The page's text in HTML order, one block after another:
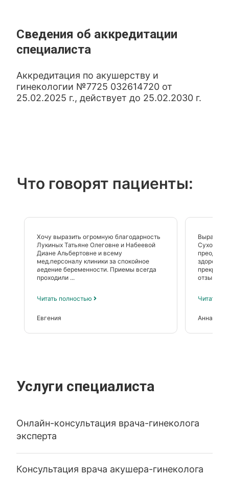
Сведения об аккредитации
специалиста
Аккредитация по акушерству и
гинекологии №7725 032614720 от
25.02.2025 г., действует до 25.02.2030 г.
Что говорят пациенты:
Хочу выразить огромную благодарность
Лукиных Татьяне Олеговне и Набеевой
Диане Альбертовне и всему
мед.персоналу клиники за спокойное
ведение беременности. Приемы всегда
проходили ...
Читать полностью
Евгения
Выражаю
Сухолите
Читать
Анна
Услуги специалиста
Онлайн-консультация врача-гинеколога
эксперта
Консультация врача акушера-гинеколога